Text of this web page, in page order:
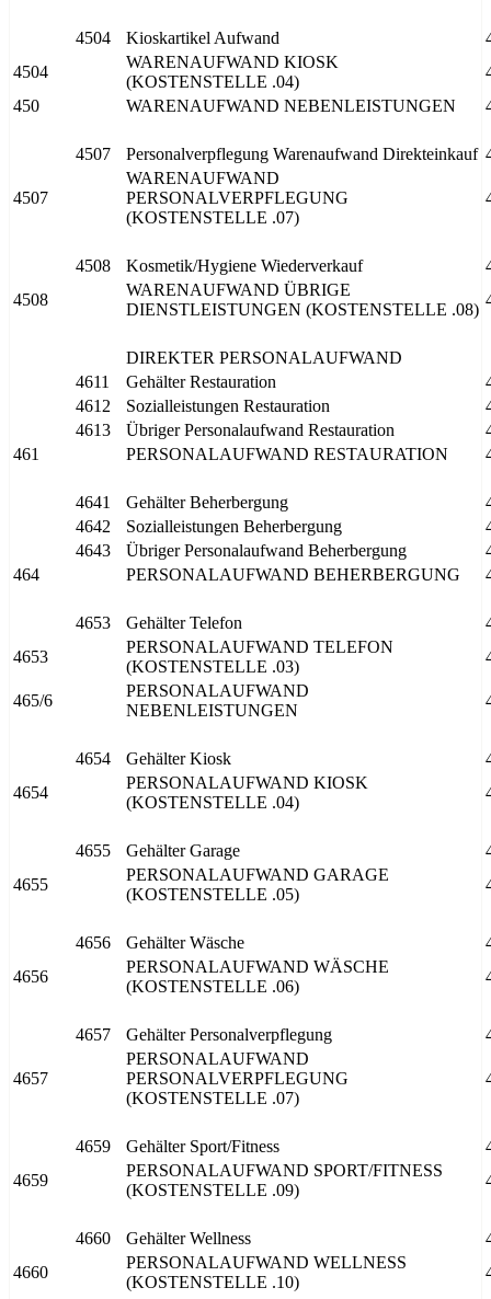
4504 Kioskartikel Aufwand
4504
WARENAUFWAND KIOSK
(KOSTENSTELLE .04)
450
WARENAUFWAND NEBENLEISTUNGEN
4507 Personalverpflegung Warenaufwand Direkteinkauf
4507
WARENAUFWAND
PERSONALVERPFLEGUNG
(KOSTENSTELLE .07)
4508 Kosmetik/Hygiene Wiederverkauf
4508
WARENAUFWAND ÜBRIGE
DIENSTLEISTUNGEN (KOSTENSTELLE .08)
DIREKTER PERSONALAUFWAND
4611
Gehälter Restauration
4612
Sozialleistungen Restauration
4613
Übriger Personalaufwand Restauration
461
PERSONALAUFWAND RESTAURATION
4641 Gehälter Beherbergung
4642
Sozialleistungen Beherbergung
4643
Übriger Personalaufwand Beherbergung
464
PERSONALAUFWAND BEHERBERGUNG
4653 Gehälter Telefon
4653
PERSONALAUFWAND TELEFON
(KOSTENSTELLE .03)
465/6
PERSONALAUFWAND
NEBENLEISTUNGEN
4654 Gehälter Kiosk
4654
PERSONALAUFWAND KIOSK
(KOSTENSTELLE .04)
4655 Gehälter Garage
4655
PERSONALAUFWAND GARAGE
(KOSTENSTELLE .05)
4656 Gehälter Wäsche
4656
PERSONALAUFWAND WÄSCHE
(KOSTENSTELLE .06)
4657 Gehälter Personalverpflegung
4657
PERSONALAUFWAND
PERSONALVERPFLEGUNG
(KOSTENSTELLE .07)
4659 Gehälter Sport/Fitness
4659
PERSONALAUFWAND SPORT/FITNESS
(KOSTENSTELLE .09)
4660 Gehälter Wellness
4660
PERSONALAUFWAND WELLNESS
(KOSTENSTELLE .10)